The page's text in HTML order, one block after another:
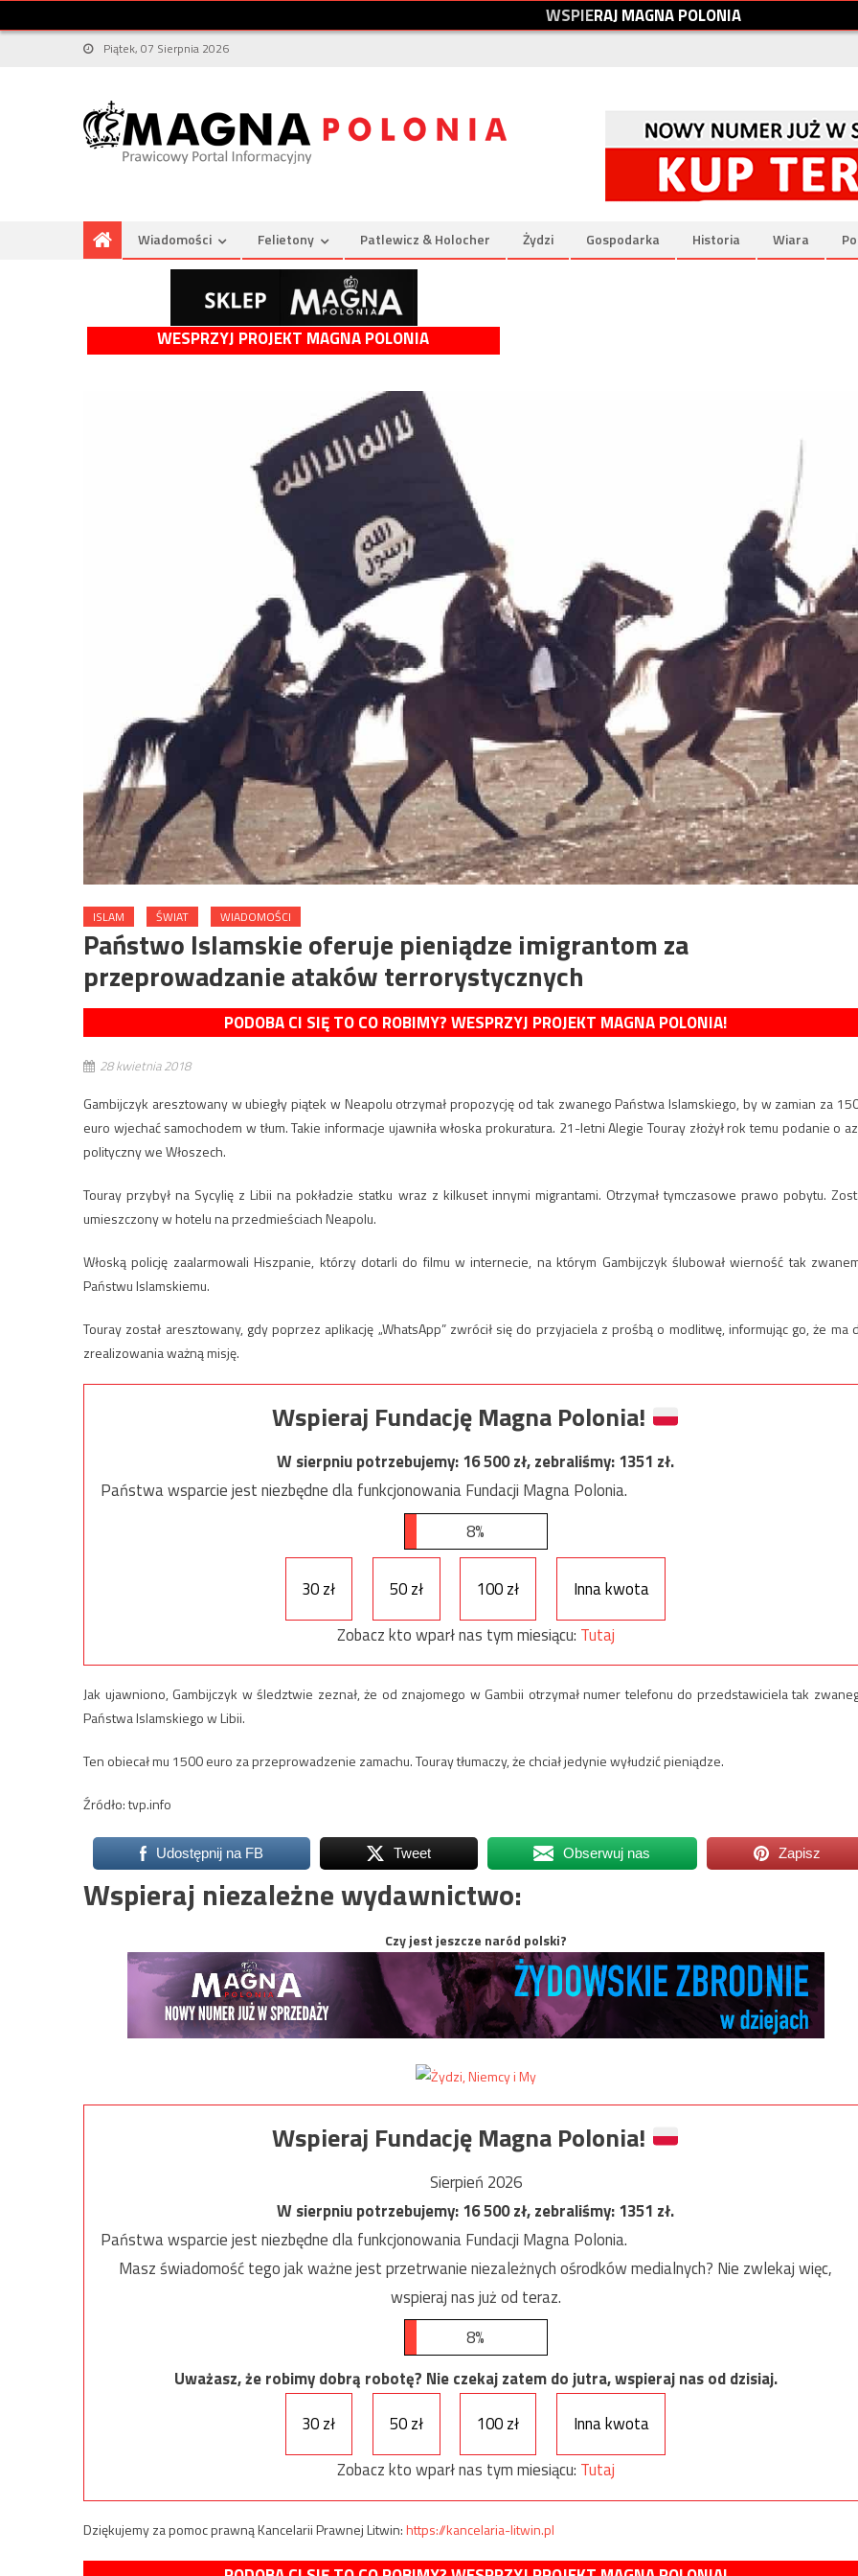
WSPIERAJMAGNAPOLONIA
Piątek, 07 Sierpnia 2026
Wiadomości Felietony Patlewicz & Holocher Żydzi Gospodarka Historia Wiara
WESPRZYJ PROJEKT MAGNA POLONIA
ISLAM ŚWIAT WIADOMOŚCI
Państwo Islamskie oferuje pieniądze imigrantom za
przeprowadzanie ataków terrorystycznych
PODOBA CI SIĘ TO CO ROBIMY? WESPRZYJ PROJEKT MAGNA POLONIA!
28 kwietnia 2018
Gambijczyk aresztowany w ubiegły piątek w Neapolu otrzymał propozycję od tak zwanego Państwa Islamskiego, by w zamian za
euro wjechać samochodem w tłum. Takie informacje ujawniła włoska prokuratura. 21-letni Alegie Touray złożył rok temu podanie o
polityczny we Włoszech.
Touray przybył na Sycylię z Libii na pokładzie statku wraz z kilkuset innymi migrantami. Otrzymał tymczasowe prawo pobytu.
umieszczony w hotelu na przedmieściach Neapolu.
Włoską policję zaalarmowali Hiszpanie, którzy dotarli do filmu w internecie, na którym Gambijczyk ślubował wierność tak
Państwu Islamskiemu.
Touray został aresztowany, gdy poprzez aplikację „WhatsApp” zwrócił się do przyjaciela z prośbą o modlitwę, informując go, że ma
zrealizowania ważną misję.
Wspieraj Fundację Magna Polonia!
W sierpniu potrzebujemy:16 500zł, zebraliśmy:1351 zł.
Państwa wsparcie jest niezbędne dla funkcjonowania Fundacji Magna Polonia.
8%
30 zł 50 zł 100 zł
Inna kwota
Zobacz kto wparł nas tym miesiącu: Tutaj
Jak ujawniono, Gambijczyk w śledztwie zeznał, że od znajomego w Gambii otrzymał numer telefonu do przedstawiciela tak
Państwa Islamskiego w Libii.
Ten obiecał mu 1500 euro za przeprowadzenie zamachu. Touray tłumaczy, że chciał jedynie wyłudzić pieniądze.
Źródło: tvp.info
Udostępnij na FB Tweet Obserwuj nas Zapisz
Wspieraj niezależne wydawnictwo:
Czy jest jeszcze naród polski?
Wspieraj Fundację Magna Polonia!
Sierpień 2026
W sierpniu potrzebujemy:16 500zł, zebraliśmy:1351 zł.
Państwa wsparcie jest niezbędne dla funkcjonowania Fundacji Magna Polonia.
Masz świadomość tego jak ważne jest przetrwanie niezależnych ośrodków medialnych? Nie zwlekaj więc,
wspieraj nas już od teraz.
8%
Uważasz, że robimy dobrą robotę? Nie czekaj zatem do jutra, wspieraj nas od dzisiaj.
30 zł
50 zł 100 zł
Inna kwota
Zobacz kto wparł nas tym miesiącu: Tutaj
Dziękujemy za pomoc prawną Kancelarii Prawnej Litwin:https://kancelaria-litwin.pl